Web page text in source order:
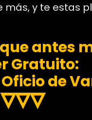
más, y te estas
antes
Gratuito:
de
▿▿▿